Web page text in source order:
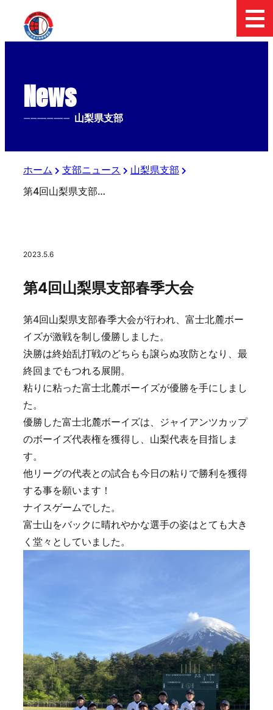
News
-------------- 山梨県支部
ホーム 支部ニュース
山梨県支部
第4回山梨県支部春季大会
2023.5.6
第4回山梨県支部春季大会
第4回山梨県支部春季大会が行われ、富士北麓ボー
イズが激戦を制し優勝しました。
決勝は終始乱打戦のどちらも譲らぬ攻防となり、最
終回までもつれる展開。
粘りに粘った富士北麓ボーイズが優勝を手にしまし
た。
優勝した富士北麓ボーイズは、ジャイアンツカップ
のボーイズ代表権を獲得し、山梨代表を目指しま
す。
他リーグの代表との試合も今日の粘りで勝利を獲得
する事を願います！
ナイスゲームでした。
富士山をバックに晴れやかな選手の姿はとても大き
く堂々としていました。